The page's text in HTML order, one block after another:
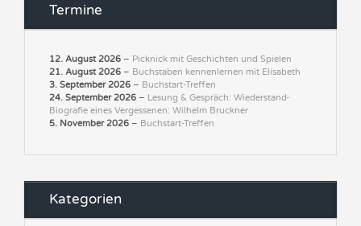
Termine
12. August 2026 – Picknick mit Geschichten und Spielen
21. August 2026 – Buchstaben kennenlernen mit Elisabeth
3. September 2026 – Buchstart-Treffen
24. September 2026 – Lesung & Gespräch: Wiederstand-
Biografie eines Vergessenen: Wilhelm Bruckner
5. November 2026 – Buchstart-Treffen
Kategorien